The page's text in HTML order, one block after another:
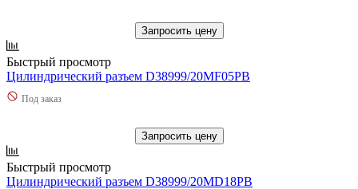
Запросить цену
Быстрый просмотр
Цилиндрический разъем D38999/20MF05PB
Под заказ
Запросить цену
Быстрый просмотр
Цилиндрический разъем D38999/20MD18PB